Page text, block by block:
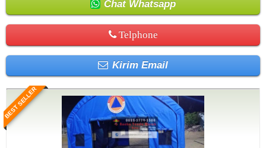
Chat Whatsapp
Telphone
Kirim Email
BEST SELLER